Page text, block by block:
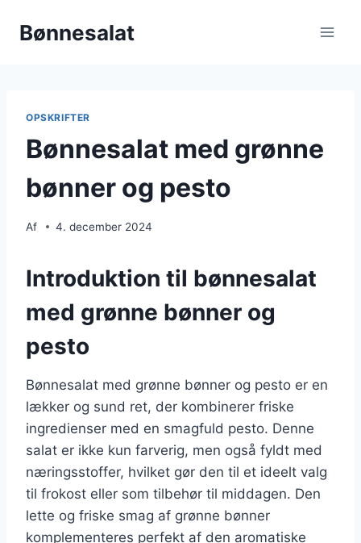
Bønnesalat
OPSKRIFTER
Bønnesalat med grønne
bønner og pesto
Af 4. december 2024
Introduktion til bønnesalat
med grønne bønner og
pesto
Bønnesalat med grønne bønner og pesto er en
lækker og sund ret, der kombinerer friske
ingredienser med en smagfuld pesto. Denne
salat er ikke kun farverig, men også fyldt med
næringsstoffer, hvilket gør den til et ideelt valg
til frokost eller som tilbehør til middagen. Den
lette og friske smag af grønne bønner
komplementeres perfekt af den aromatiske